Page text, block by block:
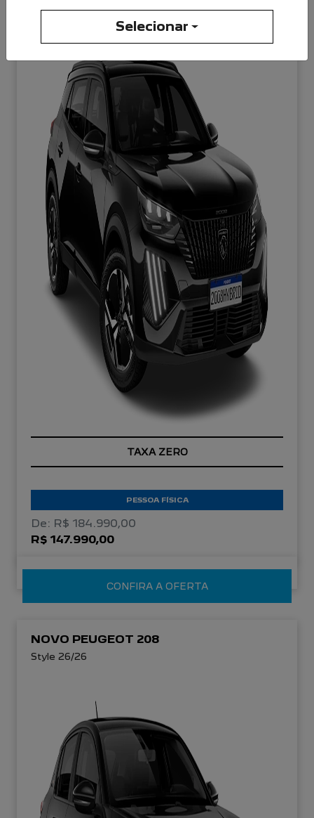
TAXA ZERO
PESSOA FÍSICA
De: R$ 184.990,00
R$ 147.990,00
CONFIRA A OFERTA
NOVO PEUGEOT 208
Style 26/26
Selecionar